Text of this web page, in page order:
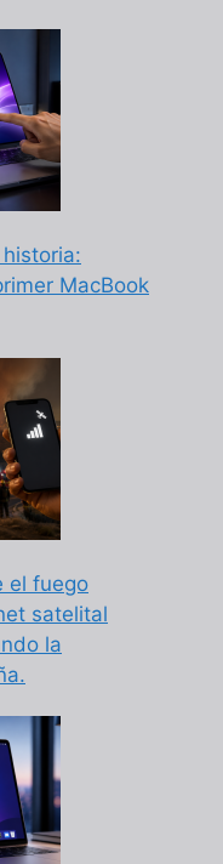
MacBook
el fuego
satelital
la